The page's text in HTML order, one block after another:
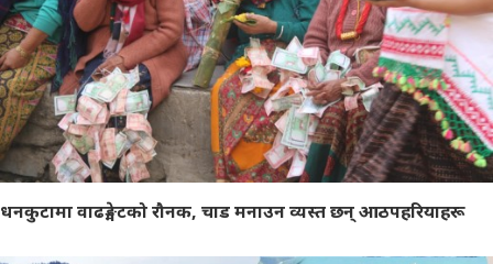
धनकुटामा वाढङ्मेटको रौनक, चाड मनाउन व्यस्त छन् आठपहरियाहरू